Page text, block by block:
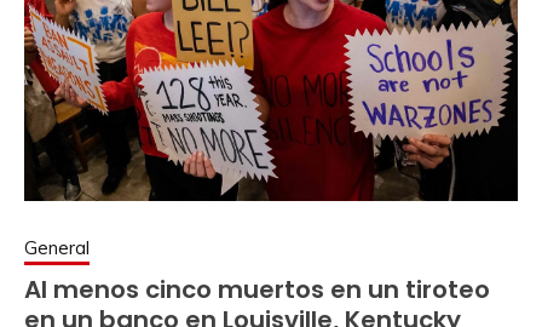
General
Al menos cinco muertos en un tiroteo
en un banco en Louisville, Kentucky